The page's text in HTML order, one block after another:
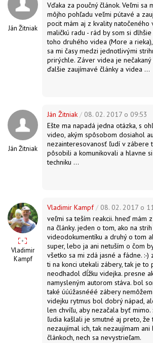
Ján Žitniak
Vďaka za poučný článok. Veľmi sa
môjho pohľadu veľmi pútavé a
pocit mám aj z kvality natočeného
maličkú radu - rád by som si
toho druhého videa (More a
sa mi časy medzi jednotlivými
prirýchle. Záver videa je nečakaný
ďalšie zaujímavé články a videa ...
Ján Žitniak
Ján Žitniak / 08. 02. 2017 o 09:53
Ešte ma napadá jedna otázka, s
video, akým spôsobom dosiahol
nezainteresovanosť ľudí v zábere
pôsobili a komunikovali a hlavne
techniku ...
Vladimir
Kampf
Vladimir Kampf/ 08. 02. 2017 o
veľmi sa teším reakcii. hneď mám
na články. jeden o tom, ako na
videodokumentíku a druhý o tom
super, lebo ja ani netuším o čom
všetko sa mi zdá jasné a fádne. :-)
ti na konci utekali zábery, tak je to
neodhadol dĺžku videjka. presne
namysleným autorom stáva. bol
také úúúžasnééé zábery
videjku rytmus bol dobrý nápad,
len chvíľu, aby nezačala byť mimo.
ľudia kašlali je smutné aj preto, že
nezaujímal ich, tak nezaujímam ani
článkoch, nech sa nevystrieľam.